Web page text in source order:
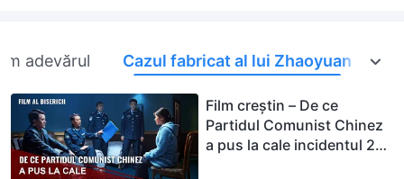
adevărul Cazul fabricat al lui Zhaoyuan
Film creștin – De ce
Partidul Comunist Chinez
a pus la cale incidentul 28